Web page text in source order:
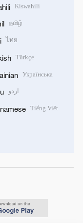
Kiswahili
தமிழ்
ไทย
Türkçe
Українська
اردو
Tiếng Việt